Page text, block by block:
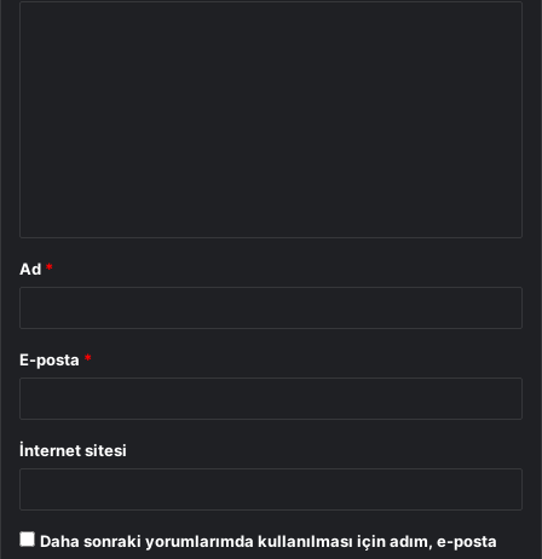
Ad *
E-posta *
İnternet sitesi
Daha sonraki yorumlarımda kullanılması için adım, e-posta